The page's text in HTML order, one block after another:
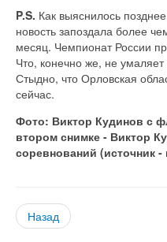
P.S. Как выяснилось
новость запоздала более
месяц. Чемпионат России
Что, конечно же, не
Стыдно, что Орловская
сейчас.
Фото: Виктор Кудинов с
втором снимке - Виктор
соревнований (источник
Назад